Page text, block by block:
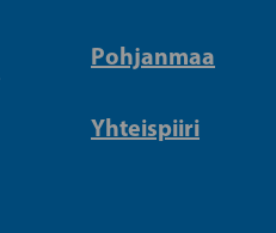
Pohjanmaa
Yhteispiiri